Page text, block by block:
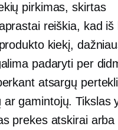
pirkimas, skirtas
reiškia, kad iš
kiekį,
padaryti per
atsargų
ar gamintojų. Tikslas
prekes atskirai arba